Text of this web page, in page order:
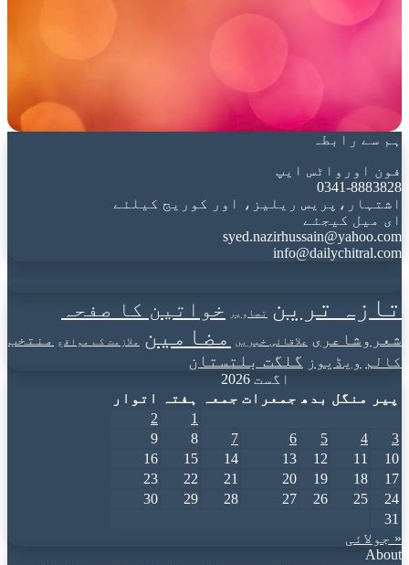
ہم سے رابطہ
فون اورواٹس ایپ
0341-8883828
اشتہار،پریس ریلیز، اور کوریج کیلئے
ای میل کیجئے
syed.nazirhussain@yahoo.com
info@dailychitral.com
تازہ ترین تصاویر خواتین کا صفحہ
شعروشاعری علاقائی خبریں مضامین ملازمت کے مواقع
منتخب
کالم ویڈیوز گلگت بلتستان
اگست 2026
پیر
منگل بدھ جمعرات جمعہ ہفتہ
اتوار
1
2
3
4
5
6
7
8
9
10
11
12
13
14
15
16
17
18
19
20
21
22
23
24
25
26
27
28
29
30
31
« جولائی
About